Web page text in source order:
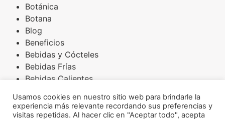
Botánica
Botana
Blog
Beneficios
Bebidas y Cócteles
Bebidas Frías
Bebidas Calientes
Arroces
Amaranto
Usamos cookies en nuestro sitio web para brindarle la
experiencia más relevante recordando sus preferencias y
visitas repetidas. Al hacer clic en "Aceptar todo", acepta